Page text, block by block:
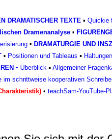
DRAMATISCHER TEXTE ▪ Quickie
Dramenanalyse ▪
g ▪ DRAMATURGIE UND
▪ Positionen und Tableaus ▪
▪ Überblick ▪ Allgemeiner
im schrittweise kooperativen
• teachSam-YouTube-